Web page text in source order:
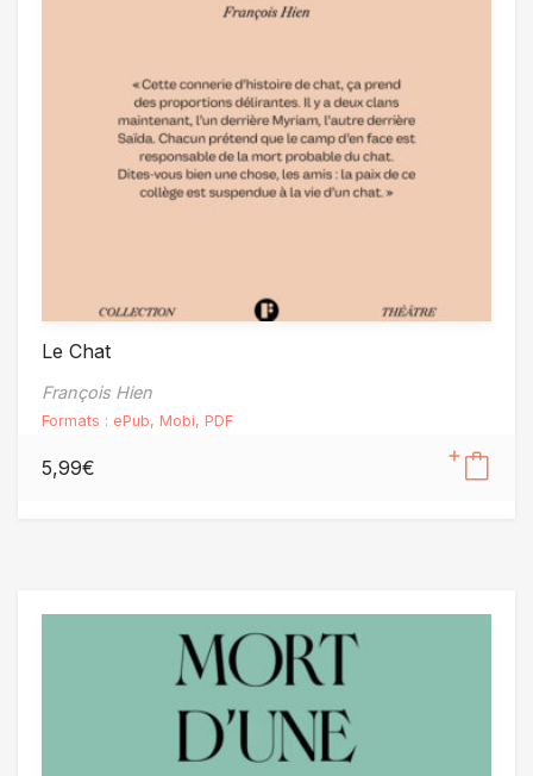
Le Chat
François Hien
Formats : ePub, Mobi, PDF
5,99€